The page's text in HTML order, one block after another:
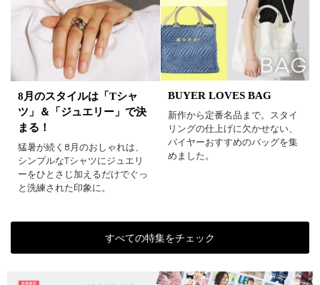
8月のスタイルは「Tシャ
ツ」＆「ジュエリー」で決
まる！
猛暑が続く8月のおしゃれは、
シンプルなTシャツにジュエリ
ーをひとさじ加えるだけでぐっ
と洗練された印象に。
BUYER LOVES BAG
新作から定番名品まで。スタイ
リングの仕上げに欠かせない、
バイヤーおすすめのバッグを集
めました。
すべての特集をチェック